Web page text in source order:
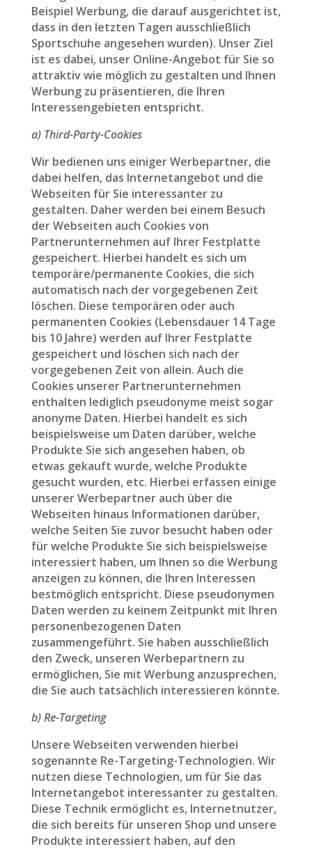
Beispiel Werbung, die darauf ausgerichtet ist,
dass in den letzten Tagen ausschließlich
Sportschuhe angesehen wurden). Unser Ziel
ist es dabei, unser Online-Angebot für Sie so
attraktiv wie möglich zu gestalten und Ihnen
Werbung zu präsentieren, die Ihren
Interessengebieten entspricht.
a) Third-Party-Cookies
Wir bedienen uns einiger Werbepartner, die
dabei helfen, das Internetangebot und die
Webseiten für Sie interessanter zu
gestalten. Daher werden bei einem Besuch
der Webseiten auch Cookies von
Partnerunternehmen auf Ihrer Festplatte
gespeichert. Hierbei handelt es sich um
temporäre/permanente Cookies, die sich
automatisch nach der vorgegebenen Zeit
löschen. Diese temporären oder auch
permanenten Cookies (Lebensdauer 14 Tage
bis 10 Jahre) werden auf Ihrer Festplatte
gespeichert und löschen sich nach der
vorgegebenen Zeit von allein. Auch die
Cookies unserer Partnerunternehmen
enthalten lediglich pseudonyme meist sogar
anonyme Daten. Hierbei handelt es sich
beispielsweise um Daten darüber, welche
Produkte Sie sich angesehen haben, ob
etwas gekauft wurde, welche Produkte
gesucht wurden, etc. Hierbei erfassen einige
unserer Werbepartner auch über die
Webseiten hinaus Informationen darüber,
welche Seiten Sie zuvor besucht haben oder
für welche Produkte Sie sich beispielsweise
interessiert haben, um Ihnen so die Werbung
anzeigen zu können, die Ihren Interessen
bestmöglich entspricht. Diese pseudonymen
Daten werden zu keinem Zeitpunkt mit Ihren
personenbezogenen Daten
zusammengeführt. Sie haben ausschließlich
den Zweck, unseren Werbepartnern zu
ermöglichen, Sie mit Werbung anzusprechen,
die Sie auch tatsächlich interessieren könnte.
b) Re-Targeting
Unsere Webseiten verwenden hierbei
sogenannte Re-Targeting-Technologien. Wir
nutzen diese Technologien, um für Sie das
Internetangebot interessanter zu gestalten.
Diese Technik ermöglicht es, Internetnutzer,
die sich bereits für unseren Shop und unsere
Produkte interessiert haben, auf den